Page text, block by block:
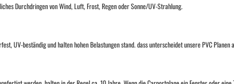
Durchdringen von Wind, Luft, Frost, Regen oder Sonne/UV-Strahlung.
UV-beständig und halten hohen Belastungen stand. dass unterscheidet unsere PVC